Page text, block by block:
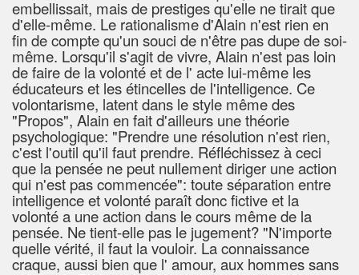
embellissait, mais de prestiges qu'elle ne tirait que
d'elle-même. Le rationalisme d'Alain n'est rien en
fin de compte qu'un souci de n'être pas dupe de soi-
même. Lorsqu'il s'agit de vivre, Alain n'est pas loin
de faire de la volonté et de l' acte lui-même les
éducateurs et les étincelles de l'intelligence. Ce
volontarisme, latent dans le style même des
"Propos", Alain en fait d'ailleurs une théorie
psychologique: "Prendre une résolution n'est rien,
c'est l'outil qu'il faut prendre. Réfléchissez à ceci
que la pensée ne peut nullement diriger une action
qui n'est pas commencée": toute séparation entre
intelligence et volonté paraît donc fictive et la
volonté a une action dans le cours même de la
pensée. Ne tient-elle pas le jugement? "N'importe
quelle vérité, il faut la vouloir. La connaissance
craque, aussi bien que l' amour, aux hommes sans